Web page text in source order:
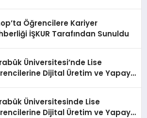
Öğrencilere Kariyer
İŞKUR Tarafından Sunuldu
Üniversitesi’nde Lise
Dijital Üretim ve Yapay
Üniversitesinde Lise
Dijital Üretim ve Yapay